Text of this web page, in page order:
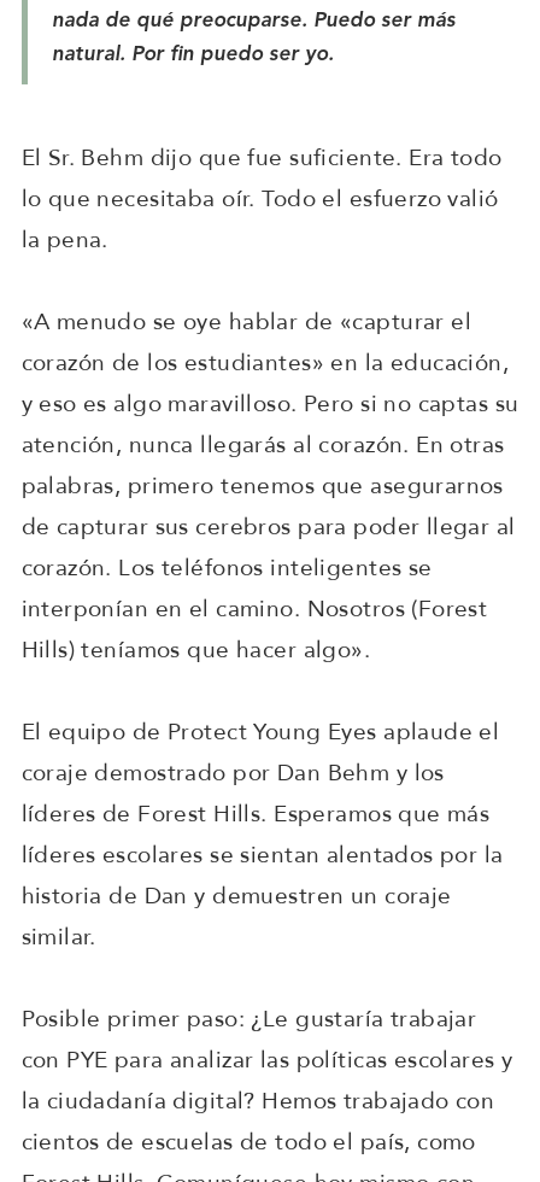
nada de qué preocuparse. Puedo ser más
natural. Por fin puedo ser yo.
El Sr. Behm dijo que fue suficiente. Era todo
lo que necesitaba oír. Todo el esfuerzo valió
la pena.
«A menudo se oye hablar de «capturar el
corazón de los estudiantes» en la educación,
y eso es algo maravilloso. Pero si no captas su
atención, nunca llegarás al corazón. En otras
palabras, primero tenemos que asegurarnos
de capturar sus cerebros para poder llegar al
corazón. Los teléfonos inteligentes se
interponían en el camino. Nosotros (Forest
Hills) teníamos que hacer algo».
El equipo de Protect Young Eyes aplaude el
coraje demostrado por Dan Behm y los
líderes de Forest Hills. Esperamos que más
líderes escolares se sientan alentados por la
historia de Dan y demuestren un coraje
similar.
Posible primer paso: ¿Le gustaría trabajar
con PYE para analizar las políticas escolares y
la ciudadanía digital? Hemos trabajado con
cientos de escuelas de todo el país, como